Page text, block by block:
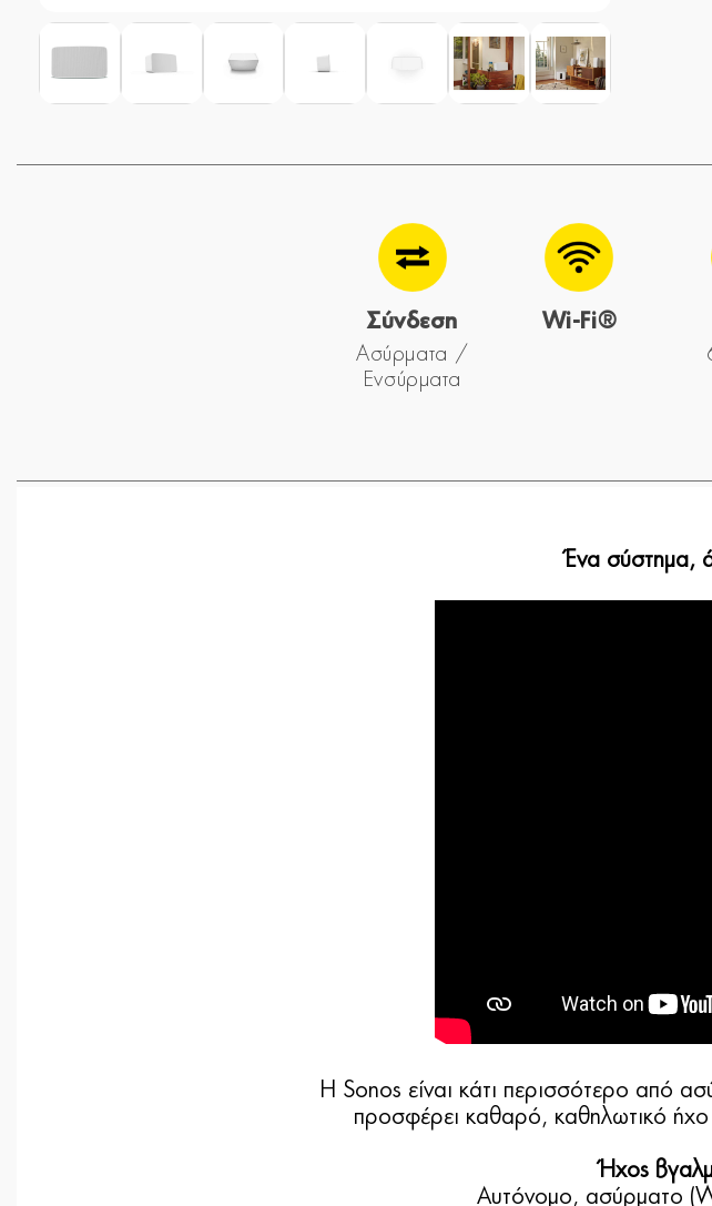
Σύνδεση
Ασύρματα /
Ενσύρματα
Wi-Fi®
Ένα σύστημα,
Η Sonos είναι κάτι περισσότερο από
προσφέρει καθαρό, καθηλωτικό ήχο
Ήχος
Αυτόνομο, ασύρματο